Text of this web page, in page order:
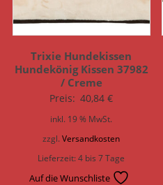
Trixie Hundekissen
Hundekönig Kissen 37982
/ Creme
Preis: 40,84€
inkl. 19 % MwSt.
zzgl.Versandkosten
Lieferzeit:4 bis 7 Tage
Auf die Wunschliste